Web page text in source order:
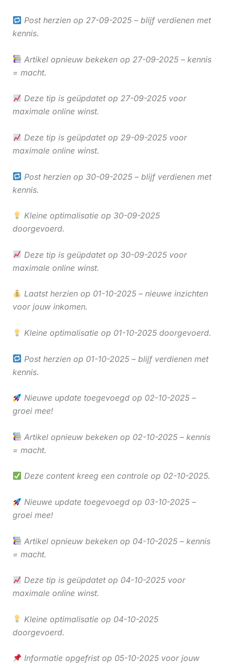
Post herzien op 27-09-2025 – blijf verdienen met
kennis.
Artikel opnieuw bekeken op 27-09-2025 – kennis
= macht.
Deze tip is geüpdatet op 27-09-2025 voor
maximale online winst.
Deze tip is geüpdatet op 29-09-2025 voor
maximale online winst.
Post herzien op 30-09-2025 – blijf verdienen met
kennis.
Kleine optimalisatie op 30-09-2025
doorgevoerd.
Deze tip is geüpdatet op 30-09-2025 voor
maximale online winst.
Laatst herzien op 01-10-2025 – nieuwe inzichten
voor jouw inkomen.
Kleine optimalisatie op 01-10-2025 doorgevoerd.
Post herzien op 01-10-2025 – blijf verdienen met
kennis.
Nieuwe update toegevoegd op 02-10-2025 –
groei mee!
Artikel opnieuw bekeken op 02-10-2025 – kennis
= macht.
Deze content kreeg een controle op 02-10-2025.
Nieuwe update toegevoegd op 03-10-2025 –
groei mee!
Artikel opnieuw bekeken op 04-10-2025 – kennis
= macht.
Deze tip is geüpdatet op 04-10-2025 voor
maximale online winst.
Kleine optimalisatie op 04-10-2025
doorgevoerd.
Informatie opgefrist op 05-10-2025 voor jouw